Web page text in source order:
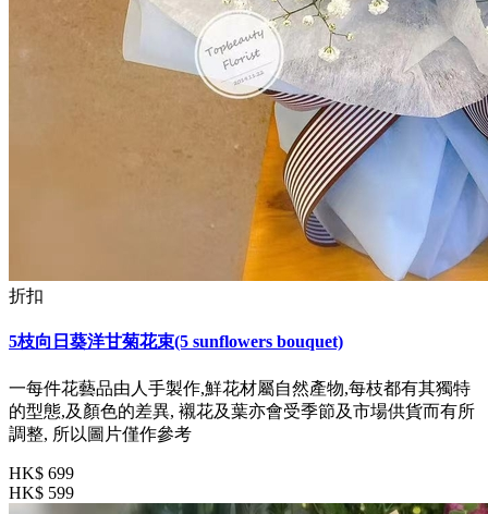
折扣
5枝向日葵洋甘菊花束(5 sunflowers bouquet)
一每件花藝品由人手製作,鮮花材屬自然產物,每枝都有其獨特
的型態,及顏色的差異, 襯花及葉亦會受季節及市場供貨而有所
調整, 所以圖片僅作參考
HK$ 699
HK$ 599